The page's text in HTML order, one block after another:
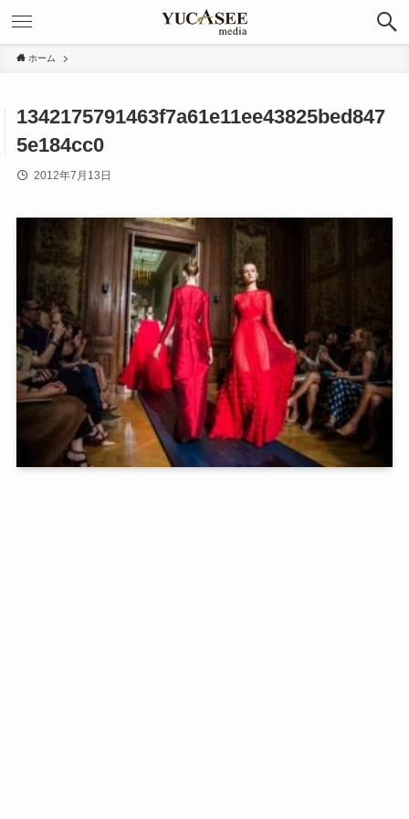
ホーム
1342175791463f7a61e11ee43825bed847
5e184cc0
2012年7月13日